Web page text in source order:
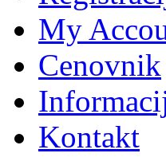
My
Cenovnik
Kontakt